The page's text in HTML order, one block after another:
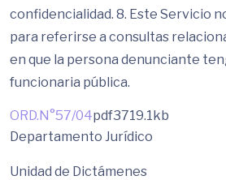
confidencialidad. 8. Este Servicio
para referirse a consultas
en que la persona denunciante
funcionaria pública.
ORD.N°57/04pdf3719.1kb
Departamento Jurídico
Unidad de Dictámenes